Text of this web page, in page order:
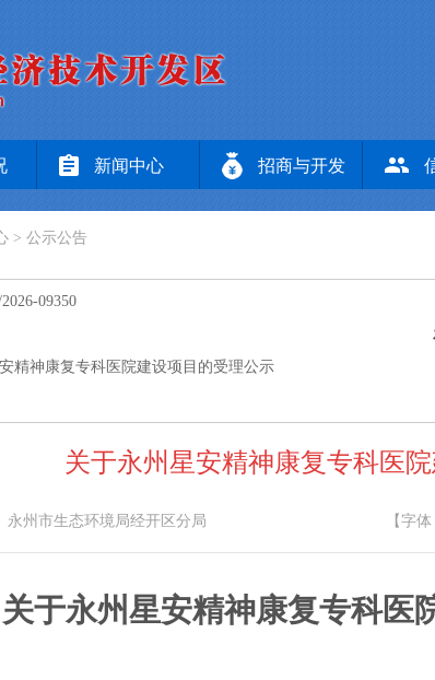
新闻中心 招商与开发
> 公示公告
09350
精神康复专科医院建设项目的受理公示
关于永州星安精神康复专科医
永州市生态环境局经开区分局 【字体
关于永州星安精神康复专科医